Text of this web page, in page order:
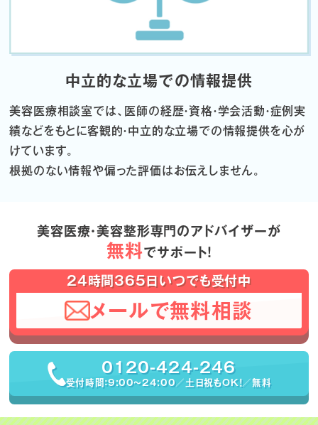
中立的な立場での情報提供
美容医療相談室では、医師の経歴・資格・学会活動・症例実
績などをもとに客観的・中立的な立場での情報提供を心が
けています。
根拠のない情報や偏った評価はお伝えしません。
美容医療・美容整形専門のアドバイザーが
無料でサポート！
24時間365日いつでも受付中
メールで無料相談
0120-424-246
受付時間：9:00〜24:00／土日祝もOK！／無料